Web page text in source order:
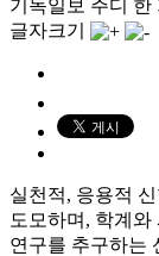
기독일보 주디 한
글자크기
실천적, 응용적
도모하며, 학계와
연구를 추구하는